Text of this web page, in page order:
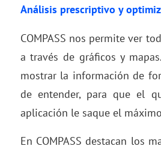
Análisis prescriptivo y
COMPASS nos permite ver
a través de gráficos y
mostrar la información de
de entender, para que el
aplicación le saque el
En COMPASS destacan los